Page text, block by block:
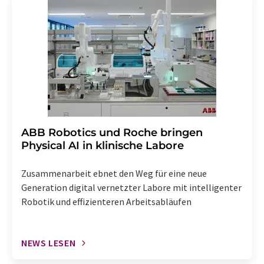
widerruf@lumitos.commit Wirkung für die Zukunft
widerrufen. Zudem ist in jeder E-Mail ein Link zur
Abbestellung des entsprechenden Newsletters
enthalten.
​​​​​​​ABB Robotics und Roche bringen
Physical AI in klinische Labore
Zusammenarbeit ebnet den Weg für eine neue
Generation digital vernetzter Labore mit intelligenter
Robotik und effizienteren Arbeitsabläufen
NEWS LESEN